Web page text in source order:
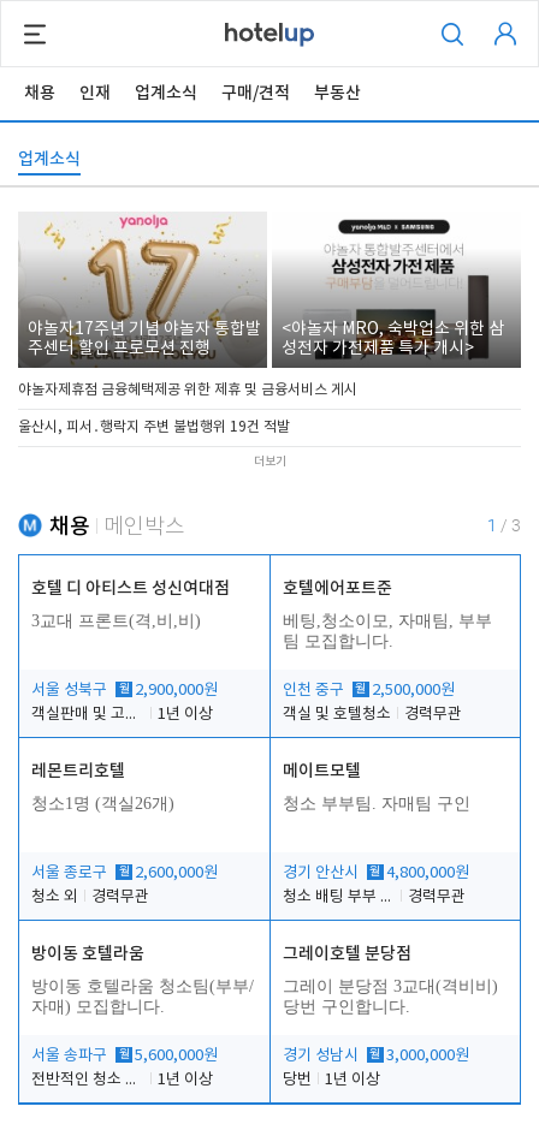
채용 인재 업계소식 구매/견적 부동산
업계소식
야놀자17주년 기념 야놀자 통합발
주센터 할인 프로모션 진행
<야놀자 MRO, 숙박업소 위한 삼
성전자 가전제품 특가 개시>
야놀자제휴점 금융혜택제공 위한 제휴 및 금융서비스 게시
울산시, 피서․행락지 주변 불법행위 19건 적발
더보기
채용 메인박스 1 / 3
호텔 디 아티스트 성신여대점
3교대 프론트(격,비,비)
서울 성북구 월 2,900,000원
객실판매 및 고객응대
1년 이상
호텔에어포트준
베팅,청소이모, 자매팀, 부부
팀 모집합니다.
인천 중구 월 2,500,000원
객실 및 호텔청소
경력무관
레몬트리호텔
청소1명 (객실26개)
서울 종로구 월 2,600,000원
청소 외
경력무관
메이트모텔
청소 부부팀. 자매팀 구인
경기 안산시 월 4,800,000원
청소 배팅 부부 구합니다
경력무관
방이동 호텔라움
방이동 호텔라움 청소팀(부부/
자매) 모집합니다.
서울 송파구 월 5,600,000원
전반적인 청소 업무(객실청소.객실정리)
1년 이상
그레이호텔 분당점
그레이 분당점 3교대(격비비)
당번 구인합니다.
경기 성남시 월 3,000,000원
당번
1년 이상